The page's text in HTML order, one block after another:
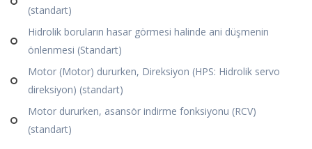
(standart)
Hidrolik boruların hasar görmesi halinde ani düşmenin
önlenmesi (Standart)
Motor (Motor) dururken, Direksiyon (HPS: Hidrolik servo
direksiyon) (standart)
Motor dururken, asansör indirme fonksiyonu (RCV)
(standart)